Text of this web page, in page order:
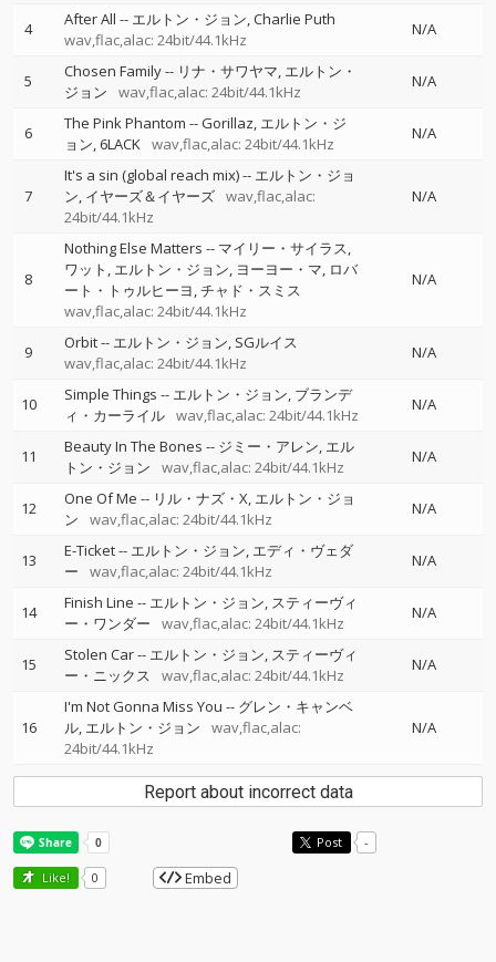
4 After All -- エルトン・ジョン Charlie Puth
wav,flac,alac: 24bit/44.1kHz
N/A
5 Chosen Family-- リナ・サワヤマ エルトン・
ジョン
wav,flac,alac: 24bit/44.1kHz
N/A
6 The Pink Phantom --Gorillaz エルトン・ジ
ョン 6LACK wav,flac,alac: 24bit/44.1kHz
N/A
7
It's a sin (global reach mix)-- エルトン・ジョ
ン イヤーズ＆イヤーズ wav,flac,alac:
24bit/44.1kHz
N/A
8
Nothing Else Matters -- マイリー・サイラス
ワット エルトン・ジョン ヨーヨー・マ ロバ
ート・トゥルヒーヨ チャド・スミス
wav,flac,alac: 24bit/44.1kHz
N/A
9 Orbit-- エルトン・ジョン SGルイス
wav,flac,alac: 24bit/44.1kHz
N/A
10 Simple Things -- エルトン・ジョン ブランデ
ィ・カーライル wav,flac,alac: 24bit/44.1kHz
N/A
11 Beauty In The Bones -- ジミー・アレン エル
トン・ジョン
wav,flac,alac: 24bit/44.1kHz
N/A
12 One Of Me -- リル・ナズ・X エルトン・ジョ
ン
wav,flac,alac: 24bit/44.1kHz
N/A
13 E-Ticket-- エルトン・ジョン エディ・ヴェダ
ー
wav,flac,alac: 24bit/44.1kHz
N/A
14 Finish Line -- エルトン・ジョン スティーヴィ
ー・ワンダー
wav,flac,alac: 24bit/44.1kHz
N/A
15 Stolen Car-- エルトン・ジョン スティーヴィ
ー・ニックス
wav,flac,alac: 24bit/44.1kHz
N/A
16
I'm Not Gonna Miss You -- グレン・キャンベ
ル エルトン・ジョン
wav,flac,alac:
24bit/44.1kHz
N/A
Report about incorrect data
Post -
Like! 0 Embed